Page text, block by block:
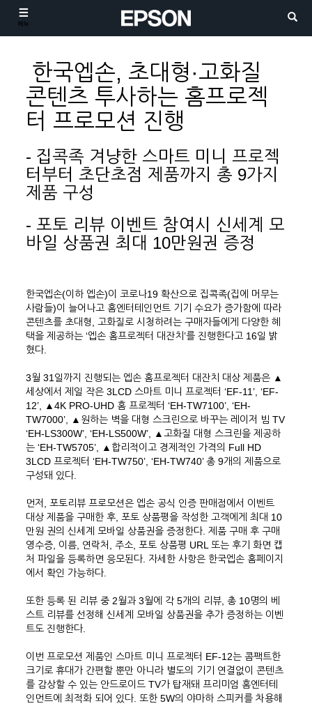
메뉴
한국엡손, 초대형·고화질
콘텐츠 투사하는 홈프로젝
터 프로모션 진행
- 집콕족 겨냥한 스마트 미니 프로젝
터부터 초단초점 제품까지 총 9가지
제품 구성
- 포토 리뷰 이벤트 참여시 신세계 모
바일 상품권 최대 10만원권 증정
한국엡손(이하 엡손)이 코로나19 확산으로 집콕족(집에 머무는
사람들)이 늘어나고 홈엔터테인먼트 기기 수요가 증가함에 따라
콘텐츠를 초대형, 고화질로 시청하려는 구매자들에게 다양한 혜
택을 제공하는 ‘엡손 홈프로젝터 대잔치’를 진행한다고 16일 밝
혔다.
3월 31일까지 진행되는 엡손 홈프로젝터 대잔치 대상 제품은 ▲
세상에서 제일 작은 3LCD 스마트 미니 프로젝터 ‘EF-11’, ‘EF-
12’, ▲4K PRO-UHD 홈 프로젝터 ‘EH-TW7100’, ‘EH-
TW7000’, ▲원하는 벽을 대형 스크린으로 바꾸는 레이저 빔 TV
‘EH-LS300W’, ‘EH-LS500W’, ▲고화질 대형 스크린을 제공하
는 ‘EH-TW5705’, ▲합리적이고 경제적인 가격의 Full HD
3LCD 프로젝터 ‘EH-TW750’, ‘EH-TW740’ 총 9개의 제품으로
구성돼 있다.
먼저, 포토리뷰 프로모션은 엡손 공식 인증 판매점에서 이벤트
대상 제품을 구매한 후, 포토 상품평을 작성한 고객에게 최대 10
만원 권의 신세계 모바일 상품권을 증정한다. 제품 구매 후 구매
영수증, 이름, 연락처, 주소, 포토 상품평 URL 또는 후기 화면 캡
처 파일을 등록하면 응모된다. 자세한 사항은 한국엡손 홈페이지
에서 확인 가능하다.
또한 등록 된 리뷰 중 2월과 3월에 각 5개의 리뷰, 총 10명의 베
스트 리뷰를 선정해 신세계 모바일 상품권을 추가 증정하는 이벤
트도 진행한다.
이번 프로모션 제품인 스마트 미니 프로젝터 EF-12는 콤팩트한
크기로 휴대가 간편할 뿐만 아니라 별도의 기기 연결없이 콘텐츠
를 감상할 수 있는 안드로이드 TV가 탑재돼 프리미엄 홈엔터테
인먼트에 최적화 되어 있다. 또한 5W의 야마하 스피커를 차용해